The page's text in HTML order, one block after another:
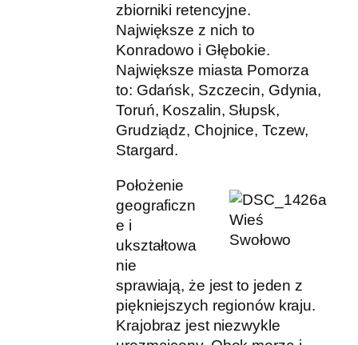
zbiorniki retencyjne.
Największe z nich to
Konradowo i Głębokie.
Największe miasta Pomorza
to: Gdańsk, Szczecin, Gdynia,
Toruń, Koszalin, Słupsk,
Grudziądz, Chojnice, Tczew,
Stargard.
Wieś
Swołowo
Położenie
geograficzn
e i
ukształtowa
nie
sprawiają, że jest to jeden z
piękniejszych regionów kraju.
Krajobraz jest niezwykle